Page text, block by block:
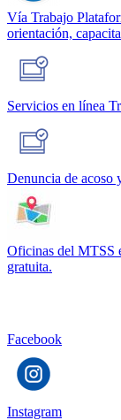
Vía Trabajo
orientación,
Servicios en línea
Denuncia de acoso
Oficinas del MTSS
gratuita.
Facebook
Instagram